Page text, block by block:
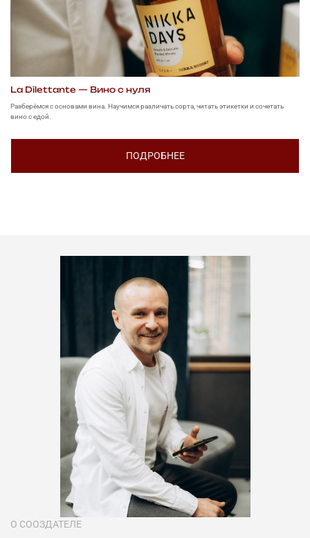
La Dilettante — Вино с нуля
Разберёмся с основами вина. Научимся различать сорта, читать этикетки и сочетать
вино с едой.
ПОДРОБНЕЕ
О СООЗДАТЕЛЕ